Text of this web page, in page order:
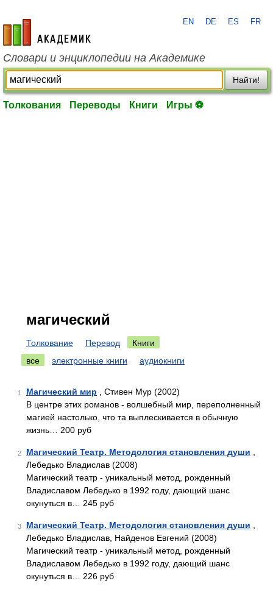
academic.ru
EN DE ES FR
Словари и энциклопедии на Академике
Найти!
Толкования Переводы Книги Игры ⚽
магический
Толкование Перевод
Книги
все
электронные книги аудиокниги
1 Магический мир , Стивен Мур (2002)
В центре этих романов - волшебный мир, переполненный
магией настолько, что та выплескивается в обычную
жизнь… 200 руб
2 Магический Театр. Методология становления души
Лебедько Владислав (2008)
Магический театр - уникальный метод, рожденный
Владиславом Лебедько в 1992 году, дающий шанс
окунуться в… 245 руб
3 Магический Театр. Методология становления души
Лебедько Владислав, Найденов Евгений (2008)
Магический театр - уникальный метод, рожденный
Владиславом Лебедько в 1992 году, дающий шанс
окунуться в… 226 руб